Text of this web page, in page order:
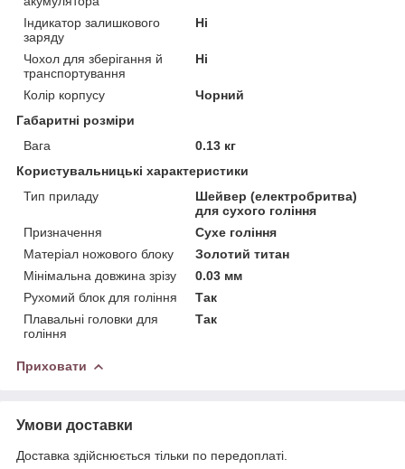
Індикатор залишкового
заряду
Ні
Чохол для зберігання й
транспортування
Ні
Колір корпусу
Чорний
Габаритні розміри
Вага
0.13 кг
Користувальницькі характеристики
Тип приладу
Шейвер (електробритва)
для сухого гоління
Призначення
Сухе гоління
Матеріал ножового блоку
Золотий титан
Мінімальна довжина зрізу
0.03 мм
Рухомий блок для гоління
Так
Плавальні головки для
гоління
Так
Приховати
Умови доставки
Доставка здійснюється тільки по передоплаті.